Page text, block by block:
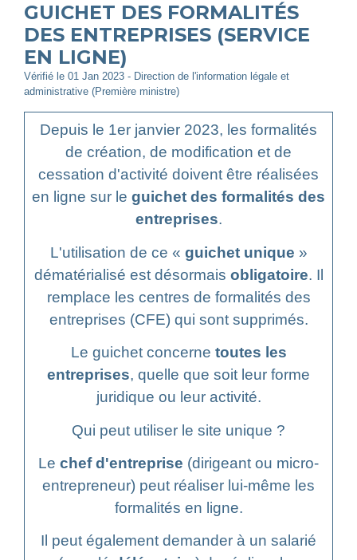
GUICHET DES FORMALITÉS
DES ENTREPRISES (SERVICE
EN LIGNE)
Vérifié le 01 Jan 2023 - Direction de l'information légale et
administrative (Première ministre)
Depuis le 1er janvier 2023, les formalités
de création, de modification et de
cessation d'activité doivent être réalisées
en ligne sur le guichet des formalités des
entreprises.
L'utilisation de ce « guichet unique »
dématérialisé est désormais obligatoire. Il
remplace les centres de formalités des
entreprises (CFE) qui sont supprimés.
Le guichet concerne toutes les
entreprises, quelle que soit leur forme
juridique ou leur activité.
Qui peut utiliser le site unique ?
Le chef d'entreprise (dirigeant ou micro-
entrepreneur) peut réaliser lui-même les
formalités en ligne.
Il peut également demander à un salarié